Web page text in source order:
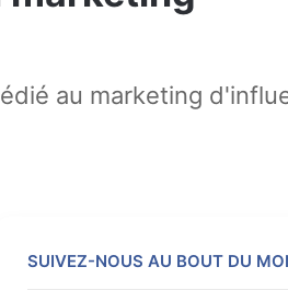
au marketing
SUIVEZ-NOUS AU BOUT DU